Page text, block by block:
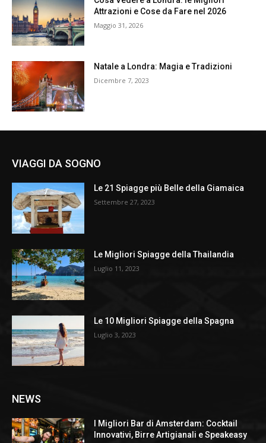
Attrazioni e Cose da Fare nel 2026
Maggio 31, 2026
Natale a Londra: Magia e Tradizioni
Dicembre 7, 2023
VIAGGI DA SOGNO
Le 21 Spiagge più Belle della Giamaica
Settembre 27, 2023
Le Migliori Spiagge della Thailandia
Luglio 11, 2023
Le 10 Migliori Spiagge della Spagna
Luglio 3, 2023
NEWS
I Migliori Bar di Amsterdam: Cocktail
Innovativi, Birre Artigianali e Speakeasy